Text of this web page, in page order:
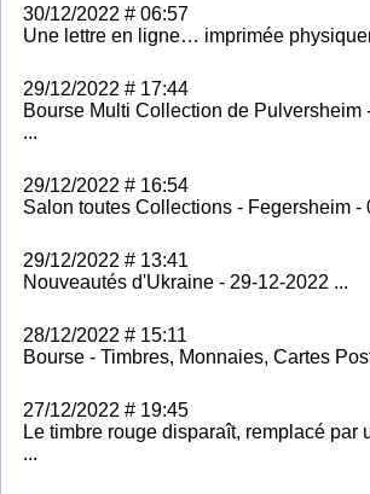
30/12/2022 # 06:57
Une lettre en ligne… imprimée
29/12/2022 # 17:44
Bourse Multi Collection de Pulversheim
...
29/12/2022 # 16:54
Salon toutes Collections - Fegersheim -
29/12/2022 # 13:41
Nouveautés d'Ukraine - 29-12-2022 ...
28/12/2022 # 15:11
Bourse - Timbres, Monnaies, Cartes
27/12/2022 # 19:45
Le timbre rouge disparaît, remplacé par
...